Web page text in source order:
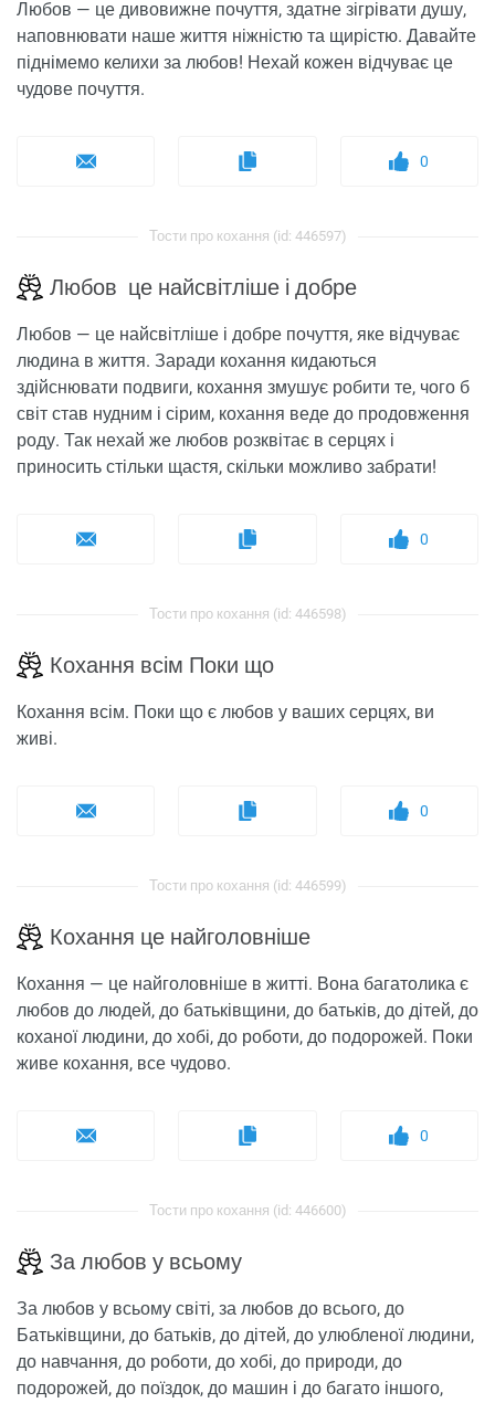
Любов — це дивовижне почуття, здатне зігрівати душу,
наповнювати наше життя ніжністю та щирістю. Давайте
піднімемо келихи за любов! Нехай кожен відчуває це
чудове почуття.
0
Тости про кохання (id: 446597)
Любов це найсвітліше і добре
Любов — це найсвітліше і добре почуття, яке відчуває
людина в життя. Заради кохання кидаються
здійснювати подвиги, кохання змушує робити те, чого б
світ став нудним і сірим, кохання веде до продовження
роду. Так нехай же любов розквітає в серцях і
приносить стільки щастя, скільки можливо забрати!
0
Тости про кохання (id: 446598)
Кохання всім Поки що
Кохання всім. Поки що є любов у ваших серцях, ви
живі.
0
Тости про кохання (id: 446599)
Кохання це найголовніше
Кохання — це найголовніше в житті. Вона багатолика є
любов до людей, до батьківщини, до батьків, до дітей, до
коханої людини, до хобі, до роботи, до подорожей. Поки
живе кохання, все чудово.
0
Тости про кохання (id: 446600)
За любов у всьому
За любов у всьому світі, за любов до всього, до
Батьківщини, до батьків, до дітей, до улюбленої людини,
до навчання, до роботи, до хобі, до природи, до
подорожей, до поїздок, до машин і до багато іншого,